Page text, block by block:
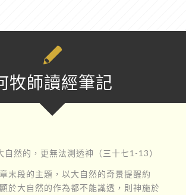
牧師讀經筆記
自然的，更無法測透神（三十七1-13）
末段的主題，以大自然的奇景提醒約
於大自然的作為都不能識透，則神施於